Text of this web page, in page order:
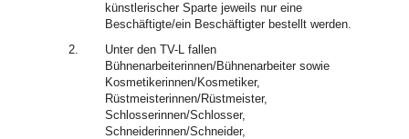
künstlerischer Sparte jeweils nur eine
Beschäftigte/ein Beschäftigter bestellt werden.
2.
Unter den TV-L fallen
Bühnenarbeiterinnen/Bühnenarbeiter sowie
Kosmetikerinnen/Kosmetiker,
Rüstmeisterinnen/Rüstmeister,
Schlosserinnen/Schlosser,
Schneiderinnen/Schneider,